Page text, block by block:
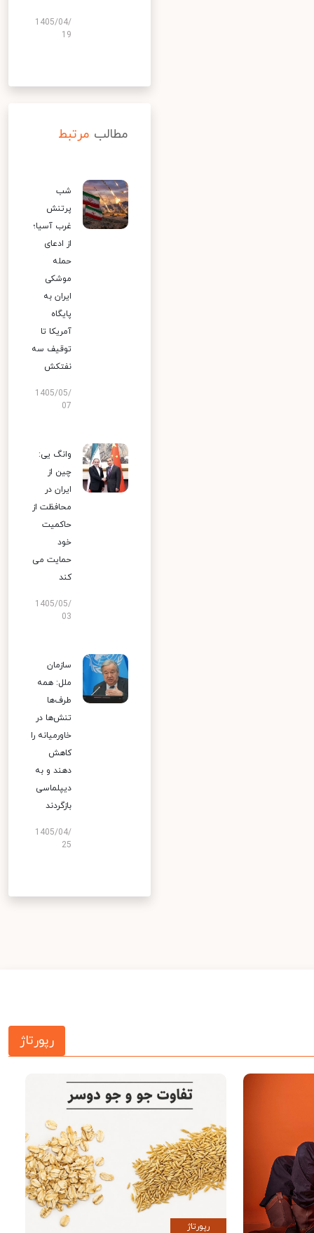
1405/04/
19
مطالب مرتبط
شب
پرتنش
غرب آسیا؛
از ادعای
حمله
موشکی
ایران به
پایگاه
آمریکا تا
توقیف سه
نفتکش
1405/05/
07
وانگ یی:
چین از
ایران در
محافظت از
حاکمیت
خود
حمایت می
کند
1405/05/
03
سازمان
ملل: همه
طرف‌ها
تنش‌ها در
خاورمیانه را
کاهش
دهند و به
دیپلماسی
بازگردند
1405/04/
25
رپورتاژ
رپورتاژ